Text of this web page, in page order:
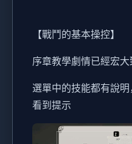
【戰鬥的基本操控】
序章教學劇情已經宏
選單中的技能都有說
看到提示